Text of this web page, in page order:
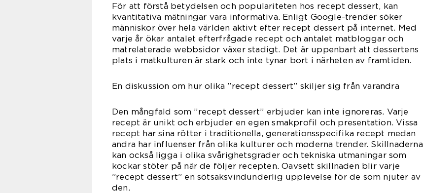
För att förstå betydelsen och populariteten hos recept dessert, kan
kvantitativa mätningar vara informativa. Enligt Google-trender söker
människor över hela världen aktivt efter recept dessert på internet. Med
varje år ökar antalet efterfrågade recept och antalet matbloggar och
matrelaterade webbsidor växer stadigt. Det är uppenbart att dessertens
plats i matkulturen är stark och inte tynar bort i närheten av framtiden.
En diskussion om hur olika ”recept dessert” skiljer sig från varandra
Den mångfald som ”recept dessert” erbjuder kan inte ignoreras. Varje
recept är unikt och erbjuder en egen smakprofil och presentation. Vissa
recept har sina rötter i traditionella, generationsspecifika recept medan
andra har influenser från olika kulturer och moderna trender. Skillnaderna
kan också ligga i olika svårighetsgrader och tekniska utmaningar som
kockar stöter på när de följer recepten. Oavsett skillnaden blir varje
”recept dessert” en sötsaksvindunderlig upplevelse för de som njuter av
den.